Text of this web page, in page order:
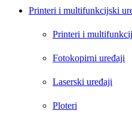
Printeri i multifunkcijski
Printeri i
Fotokopirni uređaji
Laserski uređaji
Ploteri